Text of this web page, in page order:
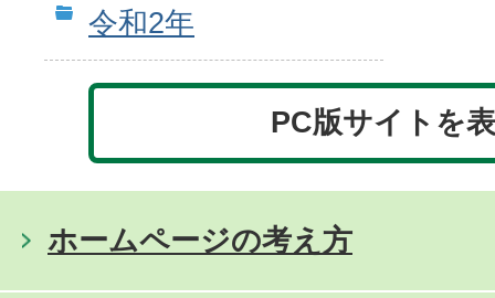
令和2年
PC版サイトを
ホームページの考え方